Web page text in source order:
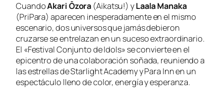
CuandoAkari Ōzora (Aikatsu!) yLaala Manaka
(PriPara) aparecen inesperadamente en el mismo
escenario, dos universos que jamás debieron
cruzarse se entrelazan en un suceso extraordinario.
El «Festival Conjunto de Idols» se convierte en el
epicentro de una colaboración soñada, reuniendo a
las estrellas deStarlight AcademyyPara Innen un
espectáculo lleno de color, energía y esperanza.